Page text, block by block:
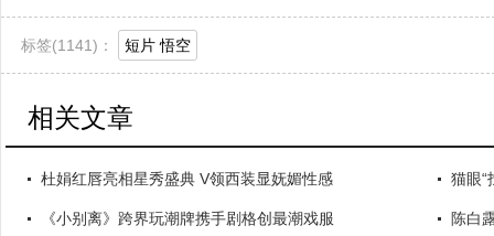
标签(1141)： 短片 悟空
相关文章
杜娟红唇亮相星秀盛典 V领西装显妩媚性感 猫眼“
《小别离》跨界玩潮牌携手剧格创最潮戏服 陈白